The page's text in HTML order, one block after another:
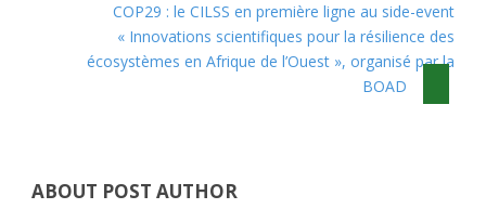
COP29 : le CILSS en première ligne au side-event
« Innovations scientifiques pour la résilience des
écosystèmes en Afrique de l’Ouest », organisé par la
BOAD
ABOUT POST AUTHOR